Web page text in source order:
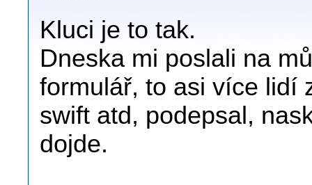
Kluci je to tak.
Dneska mi poslali na
formulář, to asi více lidí
swift atd, podepsal,
dojde.